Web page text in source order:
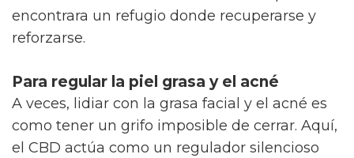
encontrara un refugio donde recuperarse y
reforzarse.
Para regular la piel grasa y el acné
A veces, lidiar con la grasa facial y el acné es
como tener un grifo imposible de cerrar. Aquí,
el CBD actúa como un regulador silencioso